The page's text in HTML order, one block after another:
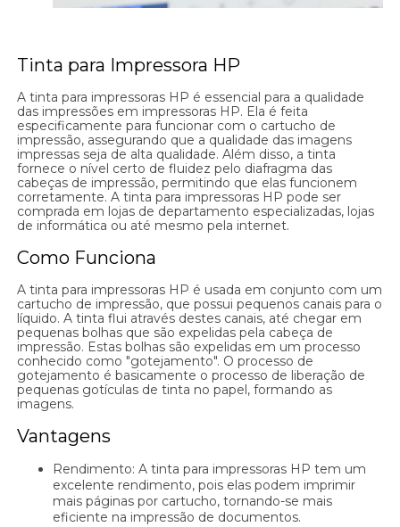
Tinta para Impressora HP
A tinta para impressoras HP é essencial para a qualidade
das impressões em impressoras HP. Ela é feita
especificamente para funcionar com o cartucho de
impressão, assegurando que a qualidade das imagens
impressas seja de alta qualidade. Além disso, a tinta
fornece o nível certo de fluidez pelo diafragma das
cabeças de impressão, permitindo que elas funcionem
corretamente. A tinta para impressoras HP pode ser
comprada em lojas de departamento especializadas, lojas
de informática ou até mesmo pela internet.
Como Funciona
A tinta para impressoras HP é usada em conjunto com um
cartucho de impressão, que possui pequenos canais para o
líquido. A tinta flui através destes canais, até chegar em
pequenas bolhas que são expelidas pela cabeça de
impressão. Estas bolhas são expelidas em um processo
conhecido como "gotejamento". O processo de
gotejamento é basicamente o processo de liberação de
pequenas gotículas de tinta no papel, formando as
imagens.
Vantagens
Rendimento: A tinta para impressoras HP tem um
excelente rendimento, pois elas podem imprimir
mais páginas por cartucho, tornando-se mais
eficiente na impressão de documentos.